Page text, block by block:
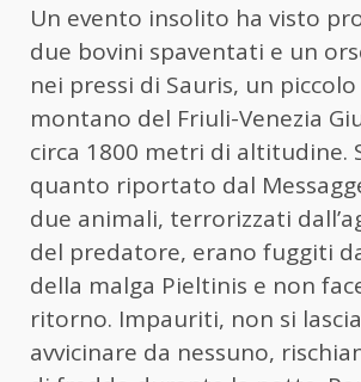
Un evento insolito ha visto
due bovini spaventati e un
nei pressi di Sauris, un
montano del Friuli-Venezia
circa 1800 metri di altitudine.
quanto riportato dal
due animali, terrorizzati
del predatore, erano fuggiti
della malga Pieltinis e non
ritorno. Impauriti, non si
avvicinare da nessuno,